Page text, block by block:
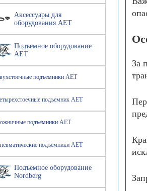
Аксессуары для
оборудования АЕТ
Подъемное оборудование
AET
подъемники AET
подъемник AET
подъемники AET
подъемники AET
Подъемное оборудование
Nordberg
За